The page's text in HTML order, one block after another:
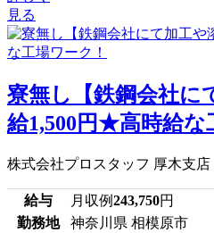
見る
寮無し【鉄鋼会社に
給1,500円★高時給な
株式会社プロスタッフ 厚木支店
給与 月収例243,750円
勤務地
神奈川県 相模原市